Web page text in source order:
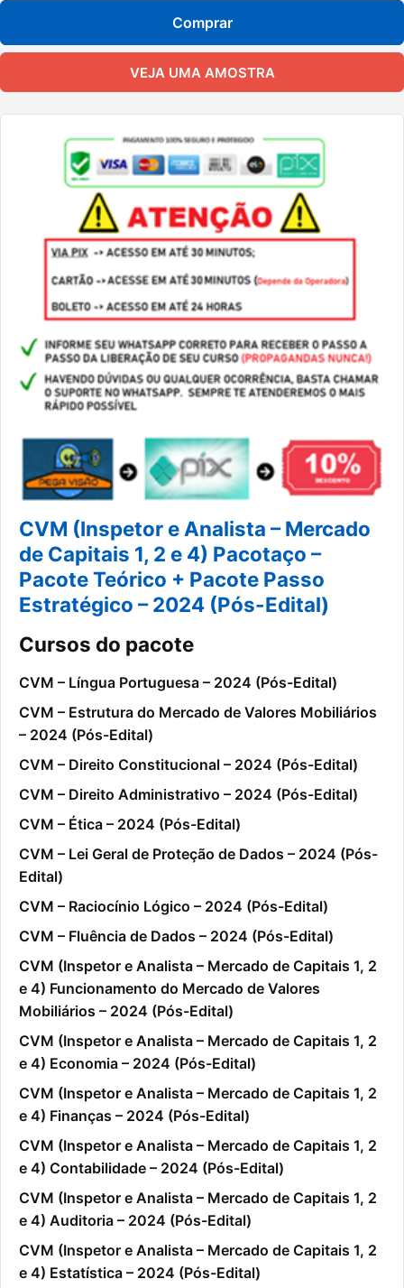
Comprar
VEJA UMA AMOSTRA
CVM (Inspetor e Analista – Mercado
de Capitais 1, 2 e 4) Pacotaço –
Pacote Teórico + Pacote Passo
Estratégico – 2024 (Pós-Edital)
Cursos do pacote
CVM – Língua Portuguesa – 2024 (Pós-Edital)
CVM – Estrutura do Mercado de Valores Mobiliários
– 2024 (Pós-Edital)
CVM – Direito Constitucional – 2024 (Pós-Edital)
CVM – Direito Administrativo – 2024 (Pós-Edital)
CVM – Ética – 2024 (Pós-Edital)
CVM – Lei Geral de Proteção de Dados – 2024 (Pós-
Edital)
CVM – Raciocínio Lógico – 2024 (Pós-Edital)
CVM – Fluência de Dados – 2024 (Pós-Edital)
CVM (Inspetor e Analista – Mercado de Capitais 1, 2
e 4) Funcionamento do Mercado de Valores
Mobiliários – 2024 (Pós-Edital)
CVM (Inspetor e Analista – Mercado de Capitais 1, 2
e 4) Economia – 2024 (Pós-Edital)
CVM (Inspetor e Analista – Mercado de Capitais 1, 2
e 4) Finanças – 2024 (Pós-Edital)
CVM (Inspetor e Analista – Mercado de Capitais 1, 2
e 4) Contabilidade – 2024 (Pós-Edital)
CVM (Inspetor e Analista – Mercado de Capitais 1, 2
e 4) Auditoria – 2024 (Pós-Edital)
CVM (Inspetor e Analista – Mercado de Capitais 1, 2
e 4) Estatística – 2024 (Pós-Edital)